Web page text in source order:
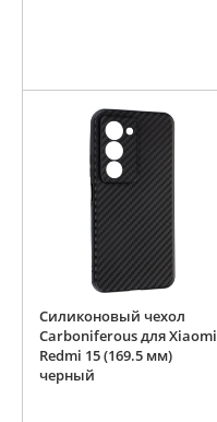
Силиконовый чехол
Carboniferous для Xiaomi
Redmi 15 (169.5 мм)
черный